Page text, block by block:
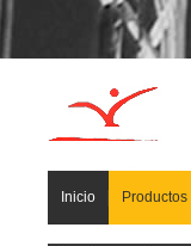
Inicio Productos